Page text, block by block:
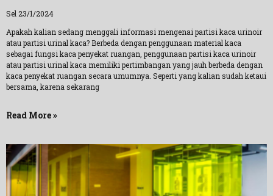
Sel 23/1/2024
Apakah kalian sedang menggali informasi mengenai partisi kaca urinoir
atau partisi urinal kaca? Berbeda dengan penggunaan material kaca
sebagai fungsi kaca penyekat ruangan, penggunaan partisi kaca urinoir
atau partisi urinal kaca memiliki pertimbangan yang jauh berbeda dengan
kaca penyekat ruangan secara umumnya. Seperti yang kalian sudah ketaui
bersama, karena sekarang
Read More »